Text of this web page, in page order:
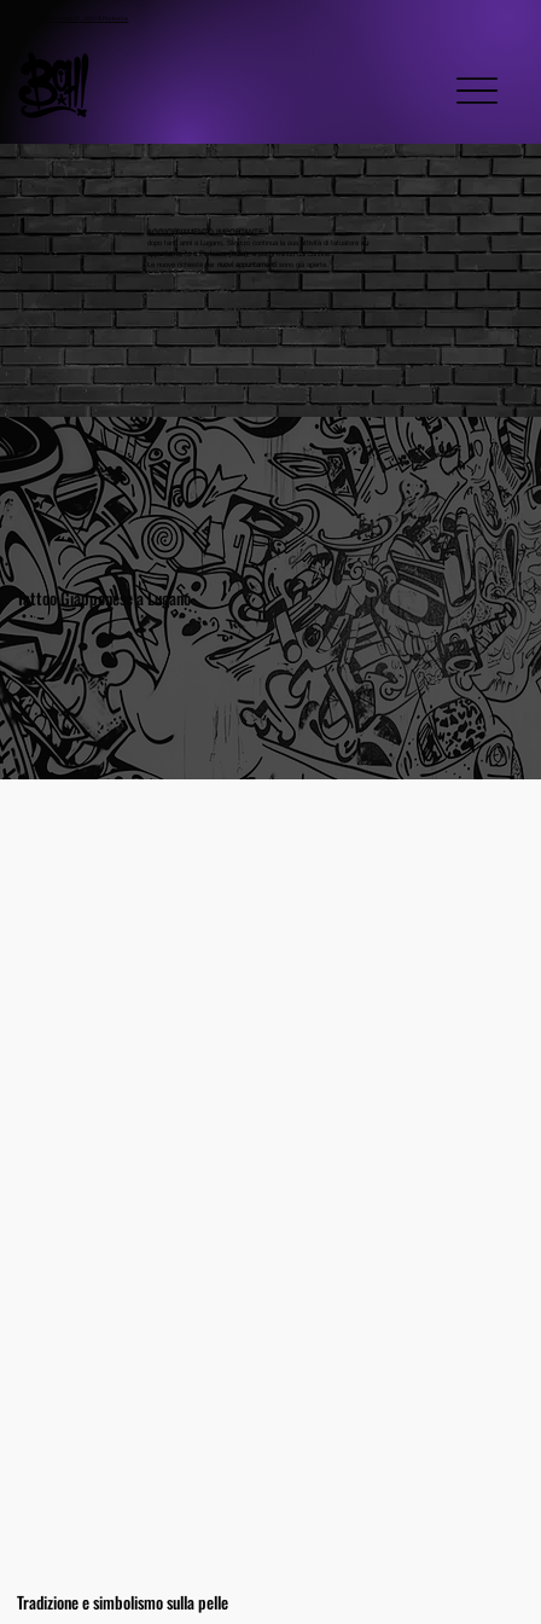
Tattoo Giapponese a Lugano
Tradizione e simbolismo sulla pelle
AGGIORNAMENTO IMPORTANTE
dopo tanti anni a Lugano, Skyzzo continua la sua attività di tatuatore
su
appuntamento a Porlezza (Italia), a pochi minuti dal confine.
Le nuove richieste per
nuovi appuntamenti sono già aperte.